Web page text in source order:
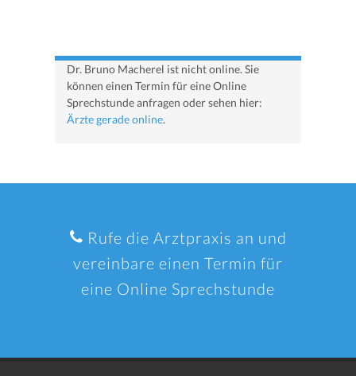
Dr. Bruno Macherel ist nicht online. Sie
können einen Termin für eine Online
Sprechstunde anfragen oder sehen hier:
Ärzte gerade online.
Rufe die Arztpraxis an und
vereinbare einen Termin für
eine Online Sprechstunde